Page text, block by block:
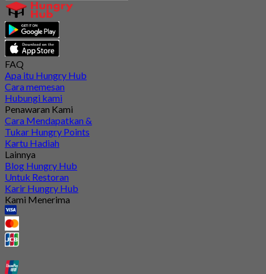
FAQ
Apa itu Hungry Hub
Cara memesan
Hubungi kami
Penawaran Kami
Cara Mendapatkan &
Tukar Hungry Points
Kartu Hadiah
Lainnya
Blog Hungry Hub
Untuk Restoran
Karir Hungry Hub
Kami Menerima